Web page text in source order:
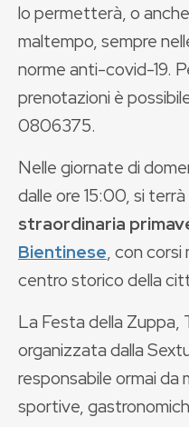
lo permetterà, o
maltempo, sempre
norme anti-covid-19.
prenotazioni è
0806375.
Nelle giornate di
dalle ore 15:00, si
straordinaria
Bientinese, con corsi
centro storico della
La Festa della Zuppa,
organizzata dalla
responsabile ormai da
sportive,